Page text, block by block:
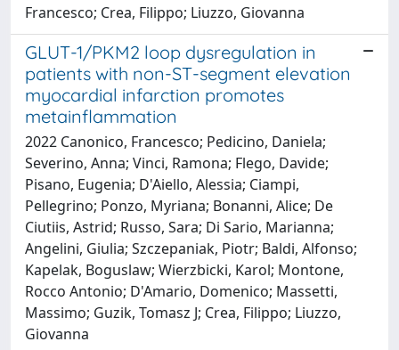
Francesco; Crea, Filippo; Liuzzo, Giovanna
GLUT-1/PKM2 loop dysregulation in
patients with non-ST-segment elevation
myocardial infarction promotes
metainflammation
2022 Canonico, Francesco; Pedicino, Daniela;
Severino, Anna; Vinci, Ramona; Flego, Davide;
Pisano, Eugenia; D'Aiello, Alessia; Ciampi,
Pellegrino; Ponzo, Myriana; Bonanni, Alice; De
Ciutiis, Astrid; Russo, Sara; Di Sario, Marianna;
Angelini, Giulia; Szczepaniak, Piotr; Baldi, Alfonso;
Kapelak, Boguslaw; Wierzbicki, Karol; Montone,
Rocco Antonio; D'Amario, Domenico; Massetti,
Massimo; Guzik, Tomasz J; Crea, Filippo; Liuzzo,
Giovanna